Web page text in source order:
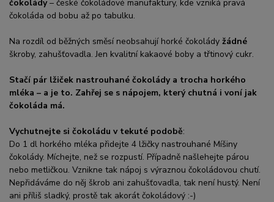
čokolády– české čokoládové manufaktury, kde vzniká pravá
čokoláda od bobu až po tabulku.
Na rozdíl od běžných směsí neobsahují horké čokolády žádné
škroby, zahušťovadla. Jen kvalitní kakaové boby a třtinový cukr.
Stačí pár lžiček nastrouhané čokolády a trocha horkého
mléka – a je to. Zahřej se s nápojem, který chutná i voní jak
čokoláda má.
Vychutnejte si čokoládu v tekuté podobě:
Do 1 dl horkého mléka přidejte 4 lžičky nastrouhané Míšiny
čokolády. Míchejte, než se rozpustí. Případně našlehejte párou
nebo metličkou. Vznikne tak nápoj s výraznou čokoládovou chutí.
Nepřidáváme do něj škrob ani zahušťovadla, tak není hustý. Není
ani příliš sladký, prostě tak akorát čokoládový :-)